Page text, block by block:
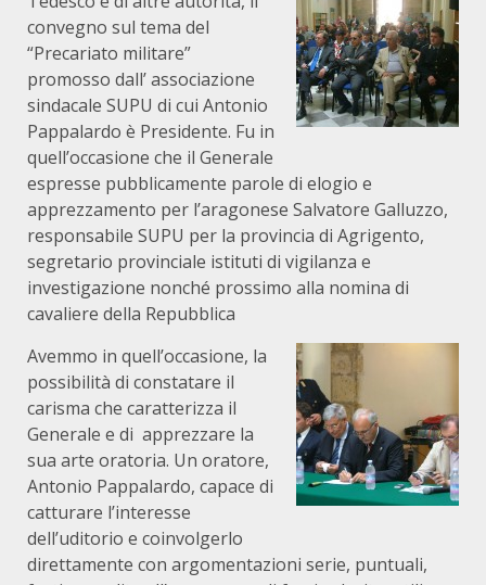
convegno sul tema del
“Precariato militare”
promosso dall’ associazione
sindacale SUPU di cui Antonio
Pappalardo è Presidente. Fu in
quell’occasione che il Generale
espresse pubblicamente parole di elogio e
apprezzamento per l’aragonese Salvatore Galluzzo,
responsabile SUPU per la provincia di Agrigento,
segretario provinciale istituti di vigilanza e
investigazione nonché prossimo alla nomina di
cavaliere della Repubblica
Avemmo in quell’occasione, la
possibilità di constatare il
carisma che caratterizza il
Generale e di apprezzare la
sua arte oratoria. Un oratore,
Antonio Pappalardo, capace di
catturare l’interesse
dell’uditorio e coinvolgerlo
direttamente con argomentazioni serie, puntuali,